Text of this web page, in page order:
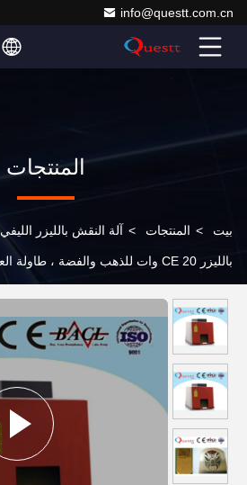
info@questt.com.cn
المنتجات
بيت > المنتجات > آلة النقش بالليزر الليفي
بالليزر CE 20 وات للذهب والفضة ، طاولة العمل المختومة